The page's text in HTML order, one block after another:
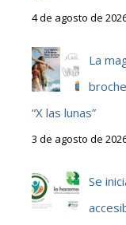
4 de agosto de
La
“X las lunas”
3 de agosto de
Se